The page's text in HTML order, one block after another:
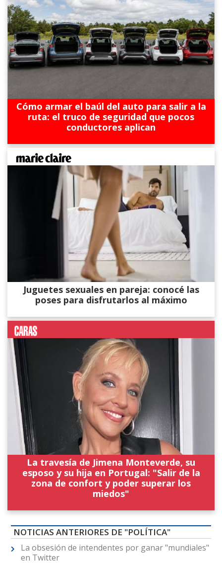
Cómo armar el baúl del auto para salir a la
ruta: el truco de seguridad que pocos
conductores aplican
Juguetes sexuales en pareja: conocé las
poses para disfrutarlos al máximo
La travesía de Jimena Monteverde, su
esposo y su hija en Portugal: "Salir de la
zona de confort y poder superar los
miedos"
NOTICIAS ANTERIORES DE "POLÍTICA"
La obsesión de intendentes por ganar "mundiales"
en Twitter